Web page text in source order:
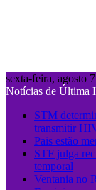
sexta-feira, agosto
Notícias de Última
STM
transmitir
Pais estão
STF julga
temporal
Ventania no